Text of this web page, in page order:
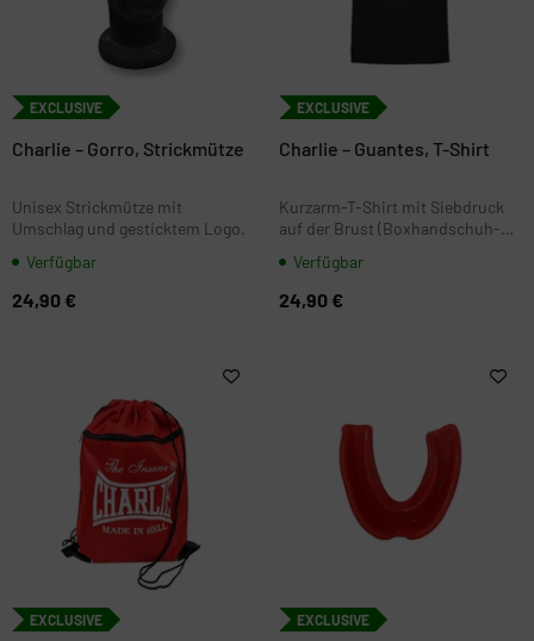
EXCLUSIVE
Charlie – Gorro, Strickmütze
Unisex Strickmütze mit
Umschlag und gesticktem Logo.
Verfügbar
24,90 €
EXCLUSIVE
Charlie – Guantes, T-Shirt
Kurzarm-T-Shirt mit Siebdruck
auf der Brust (Boxhandschuh-
Schwarz und Größen von XS bis
XXL.
Verfügbar
24,90 €
EXCLUSIVE EXCLUSIVE